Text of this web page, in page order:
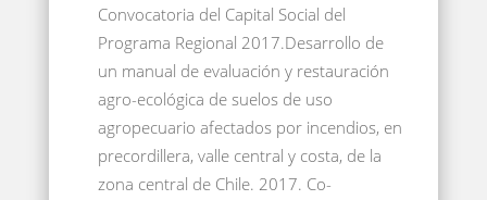
Convocatoria del Capital Social del
Programa Regional 2017.Desarrollo de
un manual de evaluación y restauración
agro-ecológica de suelos de uso
agropecuario afectados por incendios, en
precordillera, valle central y costa, de la
zona central de Chile. 2017. Co-